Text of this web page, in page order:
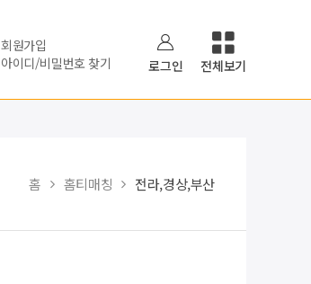
회원가입
아이디/비밀번호 찾기
로그인 전체보기
홈 홈티매칭 전라,경상,부산